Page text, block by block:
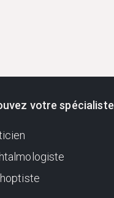
votre spécialiste